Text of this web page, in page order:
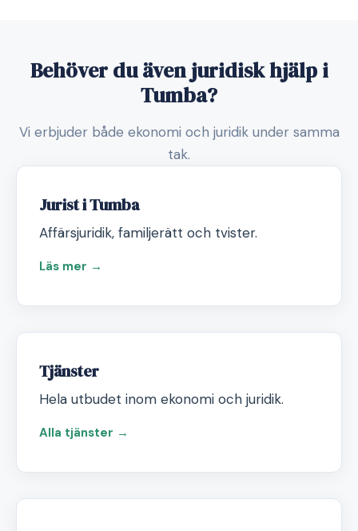
Behöver du även juridisk hjälp i
Tumba?
Vi erbjuder både ekonomi och juridik under samma
tak.
Jurist i Tumba
Affärsjuridik, familjerätt och tvister.
Läs mer →
Tjänster
Hela utbudet inom ekonomi och juridik.
Alla tjänster →